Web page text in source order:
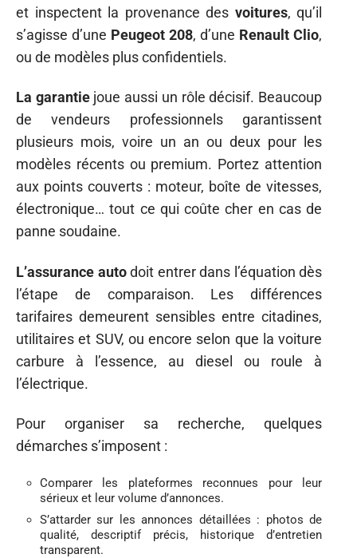
et inspectent la provenance des voitures, qu’il
s’agisse d’une Peugeot 208, d’une Renault Clio,
ou de modèles plus confidentiels.
La garantiejoue aussi un rôle décisif. Beaucoup
de vendeurs professionnels garantissent
plusieurs mois, voire un an ou deux pour les
modèles récents ou premium. Portez attention
aux points couverts : moteur, boîte de vitesses,
électronique… tout ce qui coûte cher en cas de
panne soudaine.
L’assurance autodoit entrer dans l’équation dès
l’étape de comparaison. Les différences
tarifaires demeurent sensibles entre citadines,
utilitaires et SUV, ou encore selon que la voiture
carbure à l’essence, au diesel ou roule à
l’électrique.
Pour organiser sa recherche, quelques
démarches s’imposent :
Comparer les plateformes reconnues pour leur
sérieux et leur volume d’annonces.
S’attarder sur les annonces détaillées : photos de
qualité, descriptif précis, historique d’entretien
transparent.